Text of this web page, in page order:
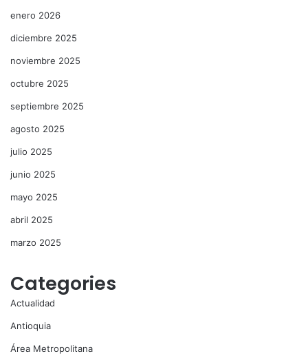
enero 2026
diciembre 2025
noviembre 2025
octubre 2025
septiembre 2025
agosto 2025
julio 2025
junio 2025
mayo 2025
abril 2025
marzo 2025
Categories
Actualidad
Antioquia
Área Metropolitana